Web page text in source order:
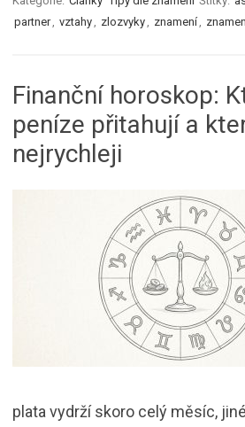
partner
vztahy zlozvyky znamení
Finanční horoskop:
peníze přitahují a
nejrychleji
plata vydrží skoro celý měsíc,